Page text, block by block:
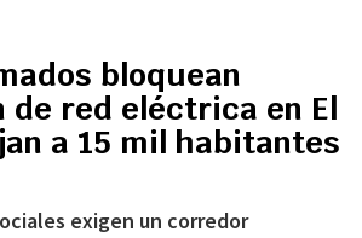
bloquean
de red eléctrica en El
a 15 mil habitantes
exigen un corredor